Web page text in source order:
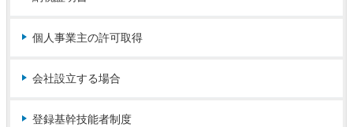
個人事業主の許可取得
会社設立する場合
登録基幹技能者制度